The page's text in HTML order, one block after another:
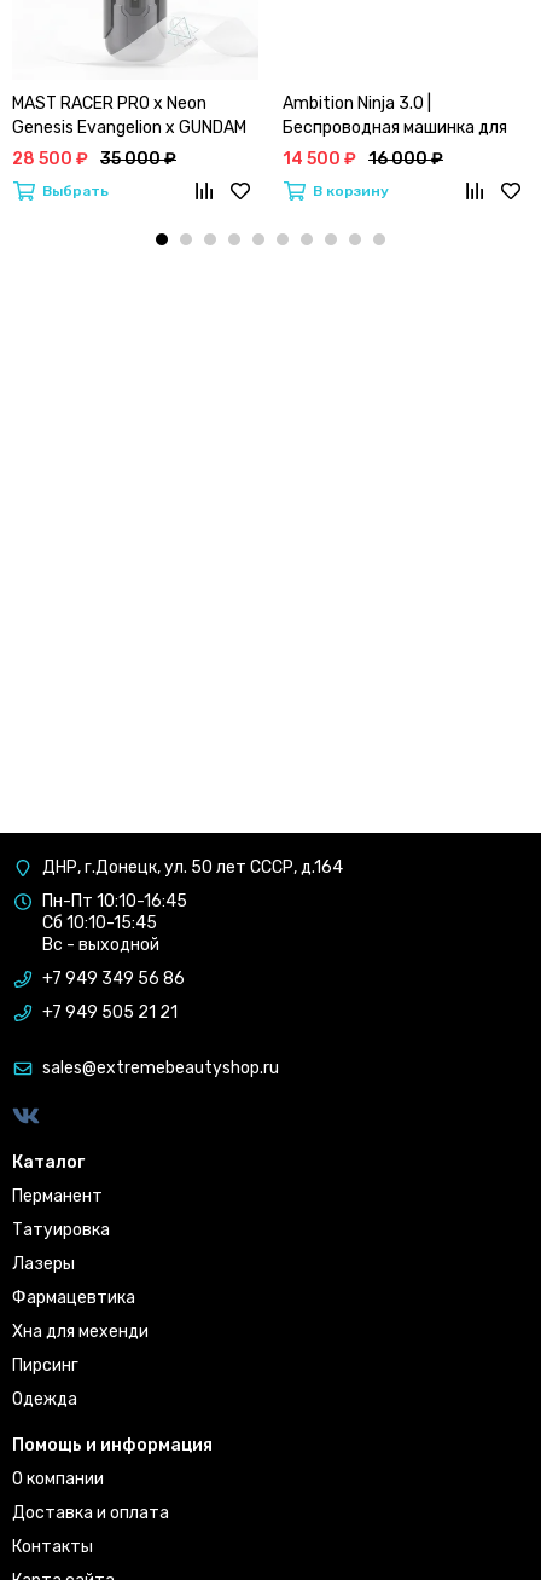
MAST RACER PRO x Neon
Genesis Evangelion x GUNDAM
(4.2) | Лимитированная серия
28 500 ₽ 35 000 ₽
Выбрать
Ambition Ninja 3.0 |
Беспроводная машинка для
тату и перманентного
14 500 ₽ 16 000 ₽
В корзину
ДНР, г.Донецк, ул. 50 лет СССР, д.164
Пн-Пт 10:10-16:45
Сб 10:10-15:45
Вс - выходной
+7 949 349 56 86
+7 949 505 21 21
sales@extremebeautyshop.ru
Каталог
Перманент
Татуировка
Лазеры
Фармацевтика
Хна для мехенди
Пирсинг
Одежда
Помощь и информация
О компании
Доставка и оплата
Контакты